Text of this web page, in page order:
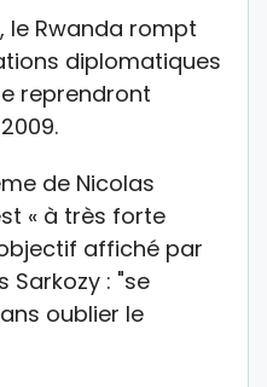
le Rwanda rompt
diplomatiques
reprendront
de Nicolas
« à très forte
affiché par
Sarkozy : "se
oublier le